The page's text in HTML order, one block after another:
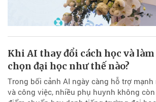
Khi AI thay đổi cách học và
chọn đại học như thế nào?
Trong bối cảnh AI ngày càng hỗ trợ mạnh
và công việc, nhiều phụ huynh không